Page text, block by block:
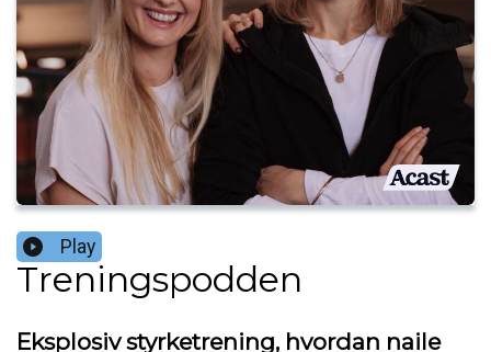
Play
Treningspodden
Eksplosiv styrketrening, hvordan naile